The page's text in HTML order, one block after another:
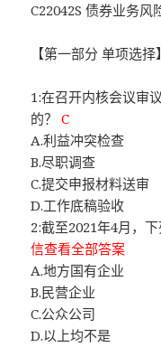
C22042S 债券业务风
【第一部分 单项选择】
1:在召开内核会议审
的？C
A.利益冲突检查
B.尽职调查
C.提交申报材料送审
D.工作底稿验收
2:截至2021年4月，
信查看全部答案
A.地方国有企业
B.民营企业
C.公众公司
D.以上均不是